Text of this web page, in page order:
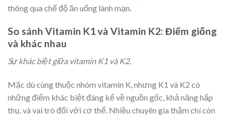
thông qua chế độ ăn uống lành mạn.
So sánh Vitamin K1 và Vitamin K2: Điểm giống
và khác nhau
Sự khác biệt giữa vitamin K1 và K2.
Mặc dù cùng thuộc nhóm vitamin K, nhưng K1 và K2 có
những điểm khác biệt đáng kể về nguồn gốc, khả năng hấp
thụ, và vai trò đối với cơ thể. Nhiều chuyên gia thậm chí còn